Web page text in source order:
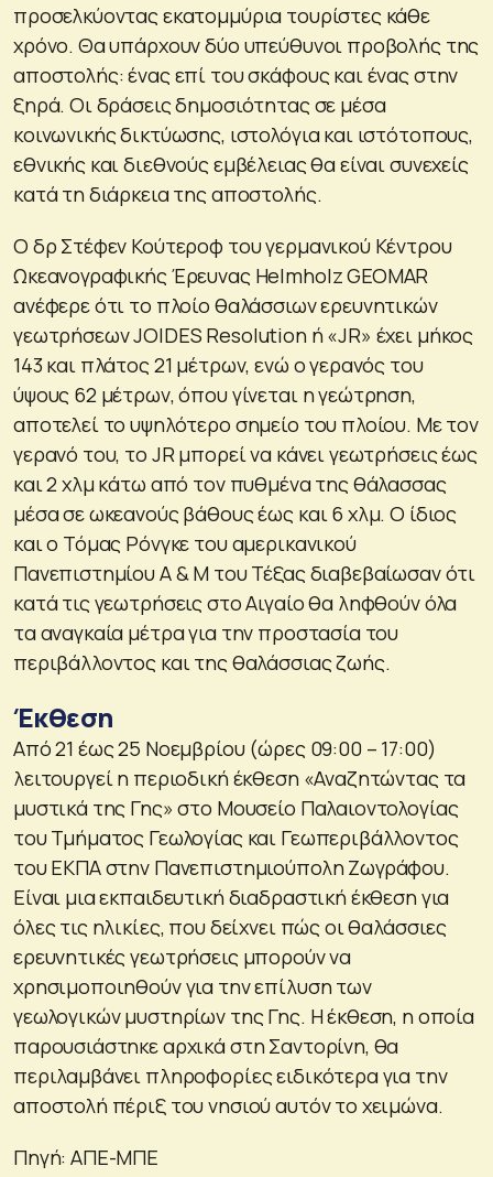
προσελκύοντας εκατομμύρια τουρίστες κάθε
χρόνο. Θα υπάρχουν δύο υπεύθυνοι προβολής της
αποστολής: ένας επί του σκάφους και ένας στην
ξηρά. Οι δράσεις δημοσιότητας σε μέσα
κοινωνικής δικτύωσης, ιστολόγια και ιστότοπους,
εθνικής και διεθνούς εμβέλειας θα είναι συνεχείς
κατά τη διάρκεια της αποστολής.
Ο δρ Στέφεν Κούτεροφ του γερμανικού Κέντρου
Ωκεανογραφικής Έρευνας Helmholz GEOMAR
ανέφερε ότι το πλοίο θαλάσσιων ερευνητικών
γεωτρήσεων JOIDES Resolution ή «JR» έχει μήκος
143 και πλάτος 21 μέτρων, ενώ ο γερανός του
ύψους 62 μέτρων, όπου γίνεται η γεώτρηση,
αποτελεί το υψηλότερο σημείο του πλοίου. Με τον
γερανό του, το JR μπορεί να κάνει γεωτρήσεις έως
και 2 χλμ κάτω από τον πυθμένα της θάλασσας
μέσα σε ωκεανούς βάθους έως και 6 χλμ. Ο ίδιος
και ο Τόμας Ρόνγκε του αμερικανικού
Πανεπιστημίου Α & Μ του Τέξας διαβεβαίωσαν ότι
κατά τις γεωτρήσεις στο Αιγαίο θα ληφθούν όλα
τα αναγκαία μέτρα για την προστασία του
περιβάλλοντος και της θαλάσσιας ζωής.
Έκθεση
Από 21 έως 25 Νοεμβρίου (ώρες 09:00 – 17:00)
λειτουργεί η περιοδική έκθεση «Αναζητώντας τα
μυστικά της Γης» στο Μουσείο Παλαιοντολογίας
του Τμήματος Γεωλογίας και Γεωπεριβάλλοντος
του ΕΚΠΑ στην Πανεπιστημιούπολη Ζωγράφου.
Είναι μια εκπαιδευτική διαδραστική έκθεση για
όλες τις ηλικίες, που δείχνει πώς οι θαλάσσιες
ερευνητικές γεωτρήσεις μπορούν να
χρησιμοποιηθούν για την επίλυση των
γεωλογικών μυστηρίων της Γης. Η έκθεση, η οποία
παρουσιάστηκε αρχικά στη Σαντορίνη, θα
περιλαμβάνει πληροφορίες ειδικότερα για την
αποστολή πέριξ του νησιού αυτόν το χειμώνα.
Πηγή: ΑΠΕ-ΜΠΕ